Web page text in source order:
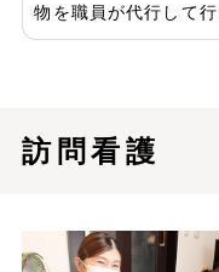
物を職員が代行して行
訪問看護